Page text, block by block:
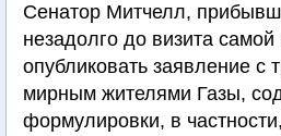
Сенатор Митчелл,
незадолго до визита
опубликовать заявление с
мирным жителями Газы,
формулировки, в